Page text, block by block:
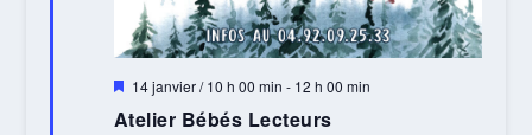
Atelier Bébés Lecteurs
Mis
avant
14 janvier / 10 h 00 min - 12 h 00 min